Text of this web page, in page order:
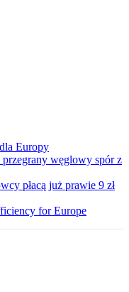
Europy
przegrany węglowy spór z
płacą już prawie 9 zł
for Europe